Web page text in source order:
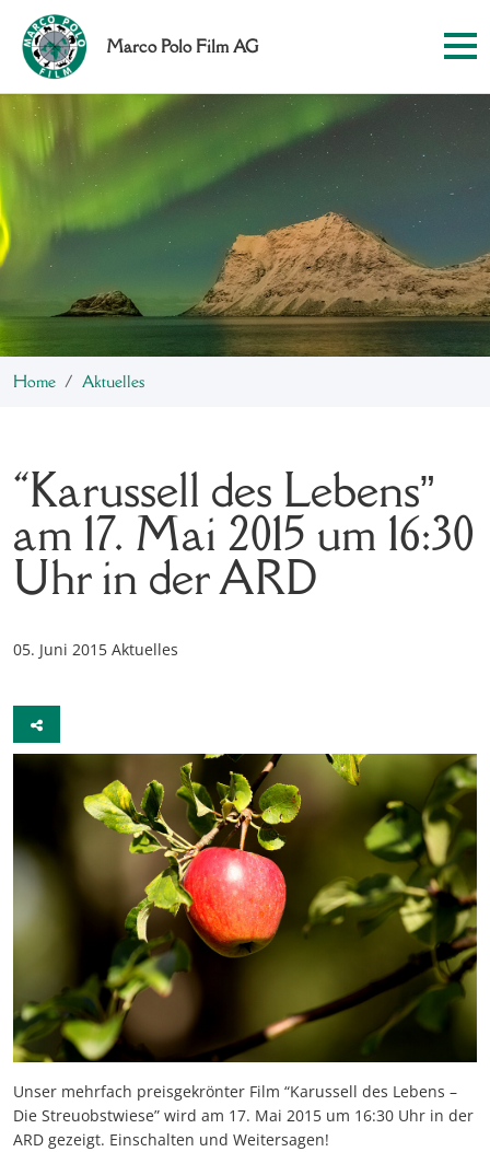
Marco Polo Film AG
Home Aktuelles
“Karussell des Lebens”
am 17. Mai 2015 um 16:30
Uhr in der ARD
05. Juni 2015 Aktuelles
Unser mehrfach preisgekrönter Film “Karussell des Lebens –
Die Streuobstwiese” wird am 17. Mai 2015 um 16:30 Uhr in der
ARD gezeigt. Einschalten und Weitersagen!